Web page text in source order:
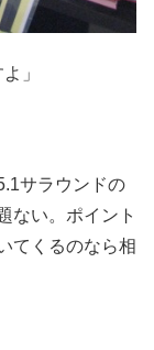
」
サラウンドの
ない。ポイント
てくるのなら相